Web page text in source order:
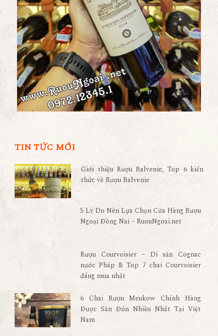
TIN TỨC MỚI
Giới thiệu Rượu Balvenie, Top 6 kiến
thức về Rượu Balvenie
5 Lý Do Nên Lựa Chọn Cửa Hàng Rượu
Ngoại Đồng Nai – RuouNgoai.net
Rượu Courvoisier – Di sản Cognac
nước Pháp & Top 7 chai Courvoisier
đáng mua nhất
6 Chai Rượu Meukow Chính Hãng
Được Săn Đón Nhiều Nhất Tại Việt
Nam